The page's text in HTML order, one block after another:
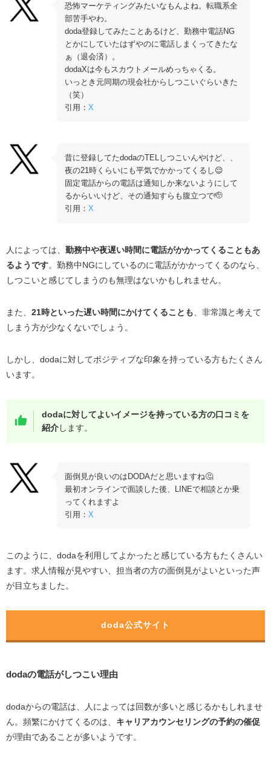
企業面接の前
企業面接の後
内定の後
dodaの電話を無視するとどうなる？
求人紹介の優先度が下がる場合がある
有益な情報を受けとれない
担当者に減らすようお願いする
電話対応ができる曜日や時間を連絡する
メール中心でやり取りしたいと申し出る
転職状況や条件を再度共有する
担当者を変えてもらう
利用停止手続きをおこなう
電話連絡が少ない転職エージェントを活用する
最後に｜dodaの電話がしつこいと感じたときは相談して
恐怖マーケティングみたいなもんよね。転職系全
部苦手やわ。
doda登録してみたことあるけど、勤務中電話NG
とかにしていたはずやのに電話しまくってきたな
ぁ（退会済）。
dodaXは今もスカウトメールめっちゃくる。
いっとき元同期の現会社からしつこいぐらいきた
（笑）
引用：X
昔に登録してたdodaのTELしつこいんやけど、、
夜の21時くらいにも平気でかかってくるし😌
固定電話からの電話は通知しか来ないようにして
るからいいけど、その通知すらも腹立つで🫡
引用：X
人によっては、 勤務中や夜遅い時間に電話がかかってくることもあ
るようです。勤務中NGにしているのに電話がかかってくるのなら、
しつこいと感じてしまうのも無理はないかもしれません。
また、 21時といった遅い時間にかけてくることも 、非常識と考えて
しまう方が少なくないでしょう。
しかし、 dodaに対してポジティブな印象を持っている方もたくさん
います。
dodaに対してよいイメージを持っている方の口コミを
紹介します。
面倒見が良いのはDODAだと思いますね🤔
最初オンラインで面談した後、LINEで相談とか乗
ってくれますよ
引用：X
このように、 dodaを利用してよかったと感じている方もたくさんい
ます。求人情報が見やすい、担当者の方の面倒見がよいといった声
が目立ちました。
doda公式サイト
dodaの電話がしつこい理由
dodaからの電話は、人によっては回数が多いと感じるかもしれませ
ん。頻繁にかけてくるのは、 キャリアカウンセリングの予約の催促
が理由であることが多いようです。